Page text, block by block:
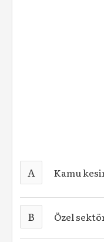
A Kamu
B Özel